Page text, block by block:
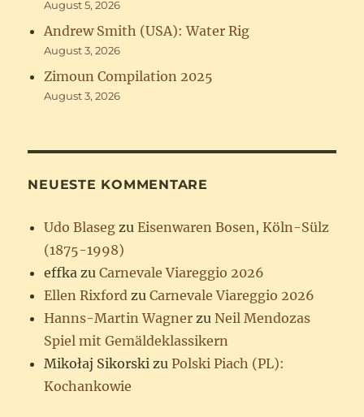
August 5, 2026
Andrew Smith (USA): Water Rig
August 3, 2026
Zimoun Compilation 2025
August 3, 2026
NEUESTE KOMMENTARE
Udo Blaseg zuEisenwaren Bosen, Köln-Sülz
(1875-1998)
effka zuCarnevale Viareggio 2026
Ellen Rixford zuCarnevale Viareggio 2026
Hanns-Martin Wagner zuNeil Mendozas
Spiel mit Gemäldeklassikern
Mikołaj Sikorski zuPolski Piach (PL):
Kochankowie